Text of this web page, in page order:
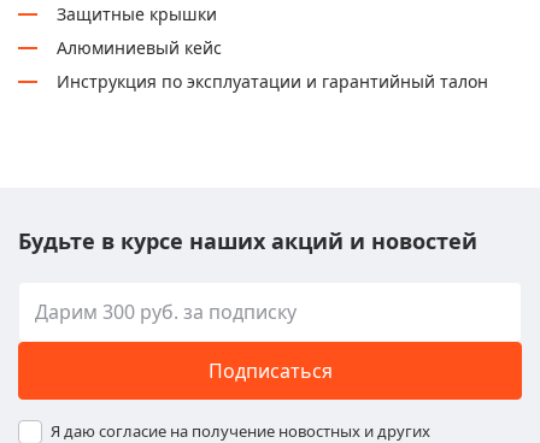
Защитные крышки
Алюминиевый кейс
Инструкция по эксплуатации и гарантийный талон
Будьте в курсе наших акций и новостей
Подписаться
Я даю согласие на получение новостных и других